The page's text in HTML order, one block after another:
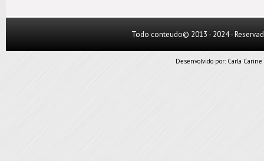
Todo conteudo© 2013 - 2024 -
Desenvolvido por: Carla Carine